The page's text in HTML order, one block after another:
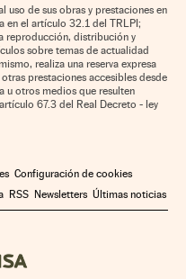
uso de sus obras y prestaciones en
en el artículo 32.1 del TRLPI;
reproducción, distribución y
sobre temas de actualidad
realiza una reserva expresa
prestaciones accesibles desde
u otros medios que resulten
67.3 del Real Decreto - ley
Configuración de cookies
RSS Newsletters Últimas noticias